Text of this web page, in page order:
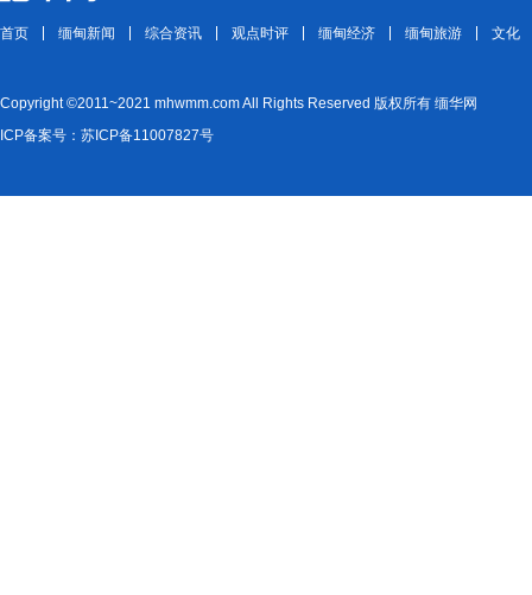
首页 缅甸新闻 综合资讯 观点时评 缅甸经济 缅甸旅游 文化
Copyright ©2011~2021 mhwmm.com All Rights Reserved 版权所有 缅华网
ICP备案号：苏ICP备11007827号